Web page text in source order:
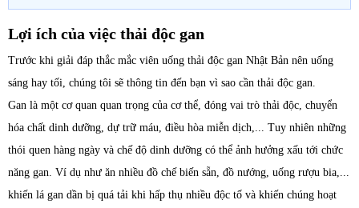
Lợi ích của việc thải độc gan
Trước khi giải đáp thắc mắc viên uống thải độc gan Nhật Bản nên uống
sáng hay tối, chúng tôi sẽ thông tin đến bạn vì sao cần thải độc gan.
Gan là một cơ quan quan trọng của cơ thể, đóng vai trò thải độc, chuyển
hóa chất dinh dưỡng, dự trữ máu, điều hòa miễn dịch,... Tuy nhiên những
thói quen hàng ngày và chế độ dinh dưỡng có thể ảnh hưởng xấu tới chức
năng gan. Ví dụ như ăn nhiều đồ chế biến sẵn, đồ nướng, uống rượu bia,...
khiến lá gan dần bị quá tải khi hấp thụ nhiều độc tố và khiến chúng hoạt